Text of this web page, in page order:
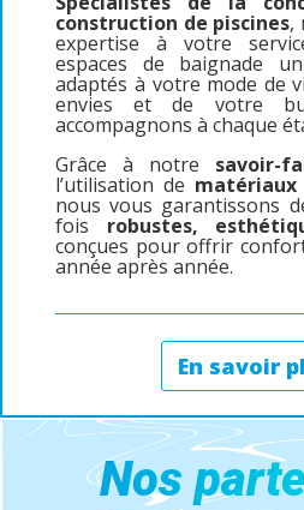
construction de piscines,
expertise à votre
espaces de baignade
adaptés à votre mode de
envies et de votre
accompagnons à chaque
Grâce à notre savoir-
l’utilisation de
nous vous garantissons
fois robustes,
conçues pour offrir
année après année.
En savoir
Nos